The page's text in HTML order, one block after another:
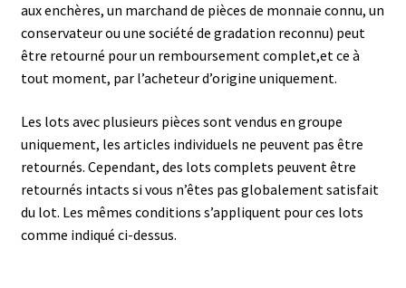
aux enchères, un marchand de pièces de monnaie connu, un
conservateur ou une société de gradation reconnu) peut
être retourné pour un remboursement complet,et ce à
tout moment, par l’acheteur d’origine uniquement.
Les lots avec plusieurs pièces sont vendus en groupe
uniquement, les articles individuels ne peuvent pas être
retournés. Cependant, des lots complets peuvent être
retournés intacts si vous n’êtes pas globalement satisfait
du lot. Les mêmes conditions s’appliquent pour ces lots
comme indiqué ci-dessus.